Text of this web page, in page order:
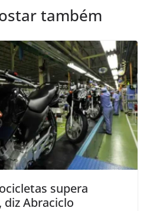
também
supera
diz Abraciclo